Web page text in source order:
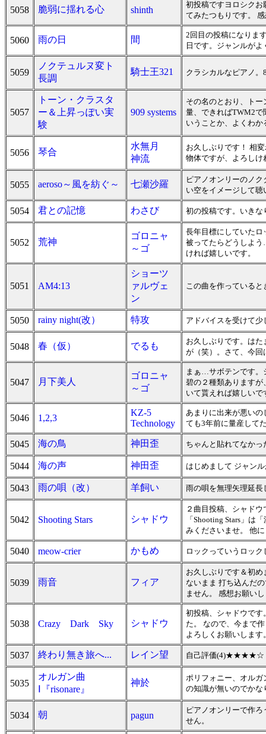
5058 脆弱に揺れる心 shinth
初投稿ですヨロシクお
てみたつもりです。
5060 雨の日 間
2回目の投稿になりま
日です。ジャンルが
5059
ノクテュルヌ変ト
長調
騎士王321 クラシカルなピアノ
5057
トーン・クラスタ
ー＆上昇っぽい実
験
909 systems
その名のとおり、ト
量、できればTWM2で
いうことか、よくわか
5056 琴合
水無月
神流
お久しぶりです！ 相
物体ですが、よろし
5055 aeroso～風を紡ぐ～ 七瀬沙羅
ピアノオンリーのノ
い空をイメージして
5054 君との記憶 わさび 初の投稿です。いき
5052 荒神
ゴロニャ
～ゴ
長年目標にしていた
被ってたらどうしよ
ければ嬉しいです。
5051 AM4:13
ショーツ
ァルヴェ
ン
この曲を作っている
5050 rainy night(改） 特攻 アドバイスを受けて
5048 春（仮） でるも
お久しぶりです。は
が（笑）。さて、今
5047 月下美人
ゴロニャ
～ゴ
まぁ…サボテンです。
碧の２種類あります
いて貰えれば嬉しいで
5046 1,2,3
KZ-5
Technology
あまりに出来が悪い
ても3年前に量産して
5045 海の鳥 神田歪 ちゃんと貼れてなかっ
5044 海の声 神田歪 はじめまして ジャン
5043 雨の唄（改） 羊飼い 雨の唄を無理矢理延
5042 Shooting Stars シャドウ
２曲目投稿、シャド
「Shooting Stars」は
みくださいませ。 他
5040 meow-crier かもめ ロックっていうロッ
5039 雨音 フィア
お久しぶりです＆初
ないまま 打ち込んだ
ません。 感想お願い
5038 Crazy Dark Sky シャドウ
初投稿、シャドウです
た。 なので、今まで
よろしくお願いします
5037 終わり無き旅へ... レイン望 自己評価(4)★★★★☆ 同
5035
オルガン曲
Ⅰ『risonare』
神於
ポリフォニー、オル
の知識が無いのでかな
5034 朝 pagun
ピアノオンリーで作
せん。